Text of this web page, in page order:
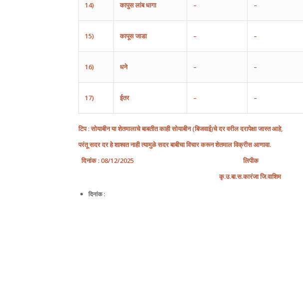
14) कापुसलांबधागा – –
15) कापूसजाडा – –
16) धने – –
17) ईतर – –
टिप : सोयाबीन या शेतमालाचे बाबतीत काही सोयाबीन(बिजवाई)चे दर वरील दरापेक्षा जास्त आहे,
परंतू सदर दर हे शाश्वत नाही त्यामुळे सदर बाबीचा विचार करून शेतमाल विक्रीस आणावा.
दिनांक : 08/12/2025
लिपीक
कृ.उ.बा.स.कारंजाजि.वाशिम
दिनांक :